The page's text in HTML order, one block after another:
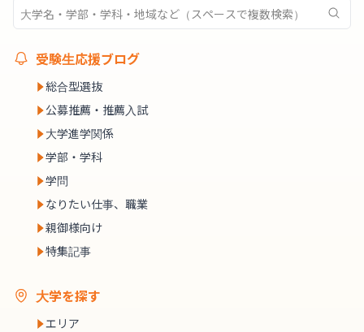
受験生応援ブログ
総合型選抜
公募推薦・推薦入試
大学進学関係
学部・学科
学問
なりたい仕事、職業
親御様向け
特集記事
大学を探す
エリア